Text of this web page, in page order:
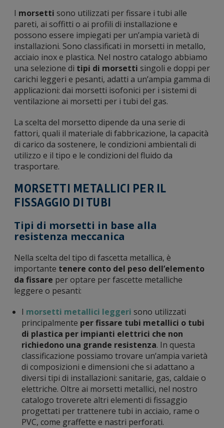
I morsetti sono utilizzati per fissare i tubi alle
pareti, ai soffitti o ai profili di installazione e
possono essere impiegati per un’ampia varietà di
installazioni. Sono classificati in morsetti in metallo,
acciaio inox e plastica. Nel nostro catalogo abbiamo
una selezione di tipi di morsetti singoli e doppi per
carichi leggeri e pesanti, adatti a un’ampia gamma di
applicazioni: dai morsetti isofonici per i sistemi di
ventilazione ai morsetti per i tubi del gas.
La scelta del morsetto dipende da una serie di
fattori, quali il materiale di fabbricazione, la capacità
di carico da sostenere, le condizioni ambientali di
utilizzo e il tipo e le condizioni del fluido da
trasportare.
MORSETTI METALLICI PER IL
FISSAGGIO DI TUBI
Tipi di morsetti in base alla
resistenza meccanica
Nella scelta del tipo di fascetta metallica, è
importante tenere conto del peso dell’elemento
da fissare per optare per fascette metalliche
leggere o pesanti:
I morsetti metallici leggeri sono utilizzati
principalmente per fissare tubi metallici o tubi
di plastica per impianti elettrici che non
richiedono una grande resistenza. In questa
classificazione possiamo trovare un’ampia varietà
di composizioni e dimensioni che si adattano a
diversi tipi di installazioni: sanitarie, gas, caldaie o
elettriche. Oltre ai morsetti metallici, nel nostro
catalogo troverete altri elementi di fissaggio
progettati per trattenere tubi in acciaio, rame o
PVC, come graffette e nastri perforati.